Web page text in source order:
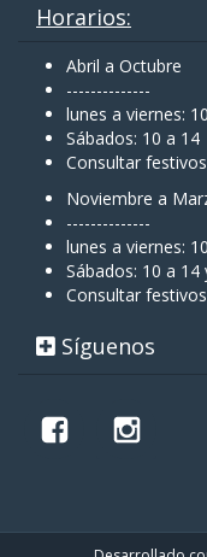
Horarios:
Abril a Octubre
--------------
lunes a viernes:
Sábados: 10 a 14
Consultar festivos
Noviembre a
--------------
lunes a viernes:
Sábados: 10 a 14
Consultar festivos
Síguenos